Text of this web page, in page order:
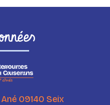
09140 Seix